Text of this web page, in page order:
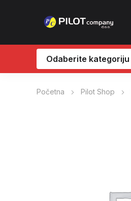
Odaberite kategoriju
Početna Pilot Shop